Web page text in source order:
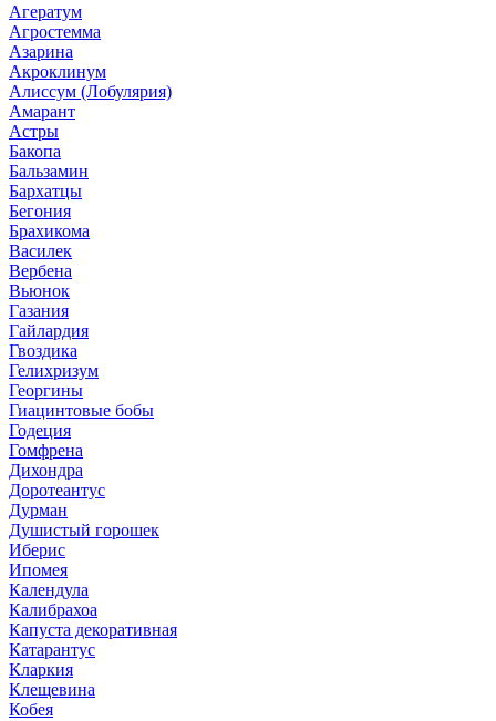
Агератум
Агростемма
Азарина
Акроклинум
Алиссум (Лобулярия)
Амарант
Астры
Бакопа
Бальзамин
Бархатцы
Бегония
Брахикома
Василек
Вербена
Вьюнок
Газания
Гайлардия
Гвоздика
Гелихризум
Георгины
Гиацинтовые бобы
Годеция
Гомфрена
Дихондра
Доротеантус
Дурман
Душистый горошек
Иберис
Ипомея
Календула
Калибрахоа
Капуста декоративная
Катарантус
Кларкия
Клещевина
Кобея